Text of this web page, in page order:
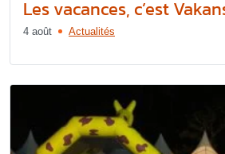
Les vacances, c’est
4 août Actualités